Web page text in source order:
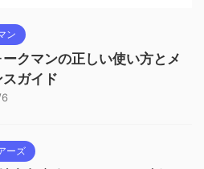
ン
ークマンの正しい使い方とメ
ガイド
ーズ